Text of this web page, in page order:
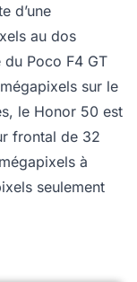
d’une
au dos
Poco F4 GT
sur le
le Honor 50 est
frontal de 32
à
seulement